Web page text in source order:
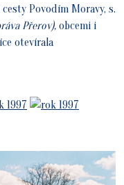
Povodím Moravy, s.
Přerov), obcemi i
otevírala